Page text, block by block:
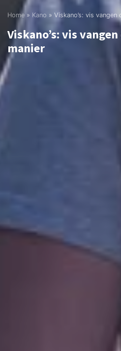
Home » Kano » Viskano’s: vis
Viskano’s: vis
manier